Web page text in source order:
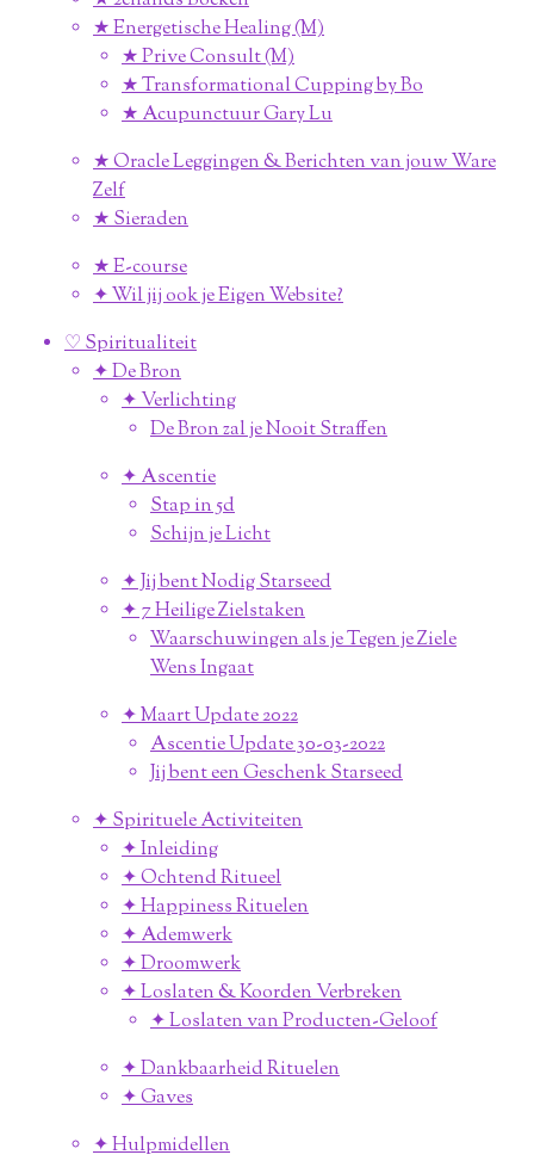
★ Energetische Healing (M)
★ Prive Consult (M)
★ Transformational Cupping by Bo
★ Acupunctuur Gary Lu
★ Oracle Leggingen & Berichten van jouw Ware
Zelf
★ Sieraden
★ E-course
✦ Wil jij ook je Eigen Website?
♡ Spiritualiteit
✦ De Bron
✦ Verlichting
De Bron zal je Nooit Straffen
✦ Ascentie
Stap in 5d
Schijn je Licht
✦ Jij bent Nodig Starseed
✦ 7 Heilige Zielstaken
Waarschuwingen als je Tegen je Ziele
Wens Ingaat
✦ Maart Update 2022
Ascentie Update 30-03-2022
Jij bent een Geschenk Starseed
✦ Spirituele Activiteiten
✦ Inleiding
✦ Ochtend Ritueel
✦ Happiness Rituelen
✦ Ademwerk
✦ Droomwerk
✦ Loslaten & Koorden Verbreken
✦ Loslaten van Producten-Geloof
✦ Dankbaarheid Rituelen
✦ Gaves
✦ Hulpmidellen